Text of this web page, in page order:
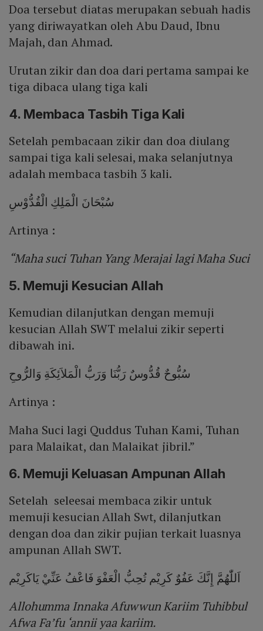
Doa tersebut diatas merupakan sebuah hadis
yang diriwayatkan oleh Abu Daud, Ibnu
Majah, dan Ahmad.
Urutan zikir dan doa dari pertama sampai ke
tiga dibaca ulang tiga kali
4. Membaca Tasbih Tiga Kali
Setelah pembacaan zikir dan doa diulang
sampai tiga kali selesai, maka selanjutnya
adalah membaca tasbih 3 kali.
سُبْحَانَ الْمَلِكِ الْقُدُّوْسِ
Artinya :
“Maha suci Tuhan Yang Merajai lagi Maha Suci
5. Memuji Kesucian Allah
Kemudian dilanjutkan dengan memuji
kesucian Allah SWT melalui zikir seperti
dibawah ini.
سُبُّوحٌ قُدُّوسٌ رَبُّنَا وَرَبُّ الْمَلاَئِكَةِ وَالرُّوحِ
Artinya :
Maha Suci lagi Quddus Tuhan Kami, Tuhan
para Malaikat, dan Malaikat jibril.”
6. Memuji Keluasan Ampunan Allah
Setelah seleesai membaca zikir untuk
memuji kesucian Allah Swt, dilanjutkan
dengan doa dan zikir pujian terkait luasnya
ampunan Allah SWT.
اَللّٰهُمَّ إِنَّكَ عَفُوٌ كَرِيْم تُحِبُّ الْعَفْوَ فَاعْفُ عَنِّيْ يَاكَرِيْم
Allohumma Innaka Afuwwun Kariim Tuhibbul
Afwa Fa’fu ‘annii yaa kariim.